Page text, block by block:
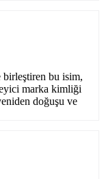
bu isim,
marka kimliği
doğuşu ve